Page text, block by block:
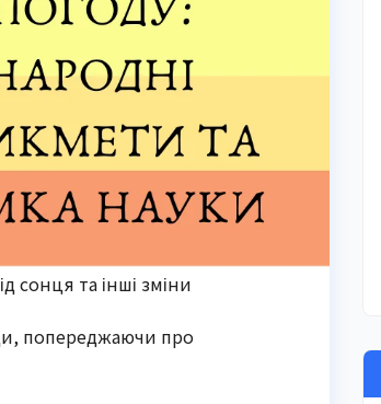
сонця та інші зміни
попереджаючи про